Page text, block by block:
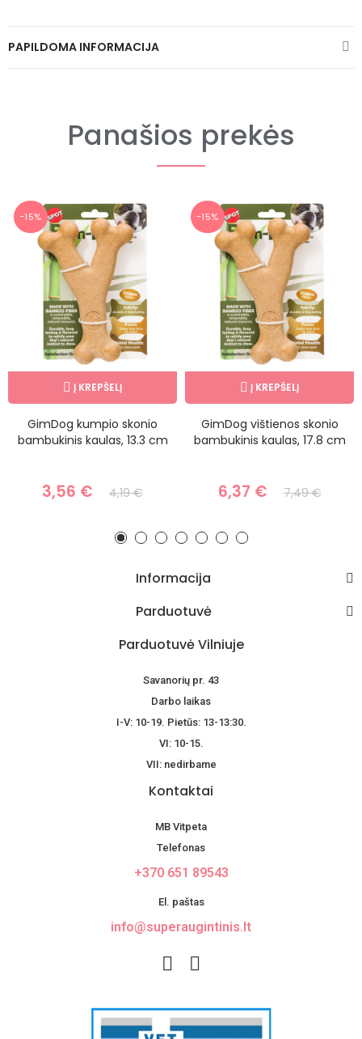
PAPILDOMA INFORMACIJA
Panašios prekės
−15%
Į KREPŠELĮ
GimDog kumpio skonio
bambukinis kaulas, 13.3 cm
3,56 € 4,19 €
−15%
Į KREPŠELĮ
GimDog vištienos skonio
bambukinis kaulas, 17.8 cm
6,37 € 7,49 €
Informacija
Parduotuvė
Parduotuvė Vilniuje
Savanorių pr. 43
Darbo laikas
I-V: 10-19. Pietūs: 13-13:30.
VI: 10-15.
VII: nedirbame
Kontaktai
MB Vitpeta
Telefonas
+370 651 89543
El. paštas
info@superaugintinis.lt